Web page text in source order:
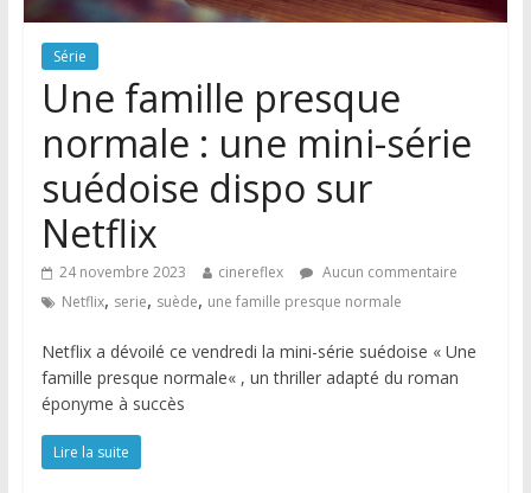
Série
Une famille presque
normale : une mini-série
suédoise dispo sur
Netflix
24 novembre 2023 cinereflex
Aucun commentaire
Netflix, serie, suède, une famille presque normale
Netflix a dévoilé ce vendredi la mini-série suédoise « Une
famille presque normale« , un thriller adapté du roman
éponyme à succès
Lire la suite